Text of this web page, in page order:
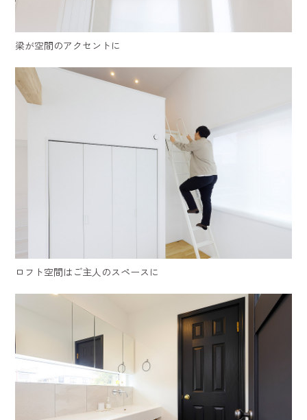
梁が空間のアクセントに
ロフト空間はご主人のスペースに